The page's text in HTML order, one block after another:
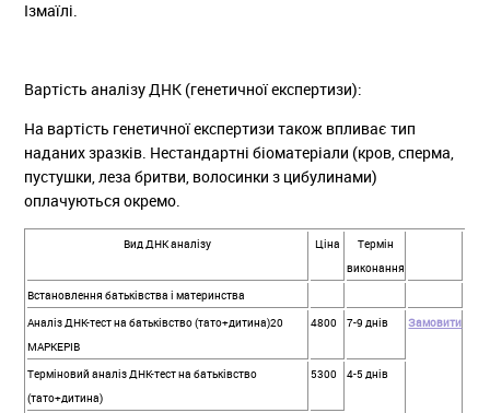
Ізмаїлі.
Вартість аналізу ДНК (генетичної експертизи):
На вартість генетичної експертизи також впливає тип
наданих зразків. Нестандартні біоматеріали (кров, сперма,
пустушки, леза бритви, волосинки з цибулинами)
оплачуються окремо.
Вид ДНК аналізу Ціна
Термін
виконання
Встановлення батьківства і материнства
Аналіз ДНК-тест на батьківство (тато+дитина)20
МАРКЕРІВ
4800 7-9 днів Замовити
Терміновий аналіз ДНК-тест на батьківство
(тато+дитина)
5300 4-5 днів